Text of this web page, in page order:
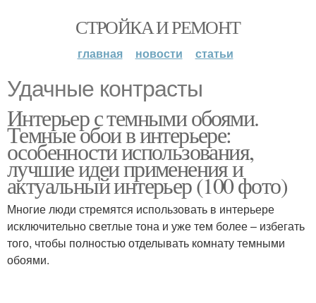
СТРОЙКА И РЕМОНТ
главная новости статьи
Удачные контрасты
Интерьер с темными обоями.
Темные обои в интерьере:
особенности использования,
лучшие идеи применения и
актуальный интерьер (100 фото)
Многие люди стремятся использовать в интерьере
исключительно светлые тона и уже тем более – избегать
того, чтобы полностью отделывать комнату темными
обоями.